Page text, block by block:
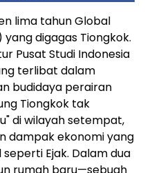
lima tahun Global
digagas Tiongkok.
Pusat Studi Indonesia
terlibat dalam
budidaya perairan
Tiongkok tak
di wilayah setempat,
dampak ekonomi yang
Ejak. Dalam dua
rumah baru—sebuah